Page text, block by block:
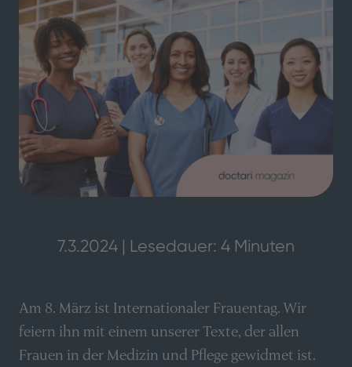
7.3.2024 | Lesedauer: 4 Minuten
Am 8. März ist Internationaler Frauentag. Wir
feiern ihn mit einem unserer Texte, der allen
Frauen in der Medizin und Pflege gewidmet ist.